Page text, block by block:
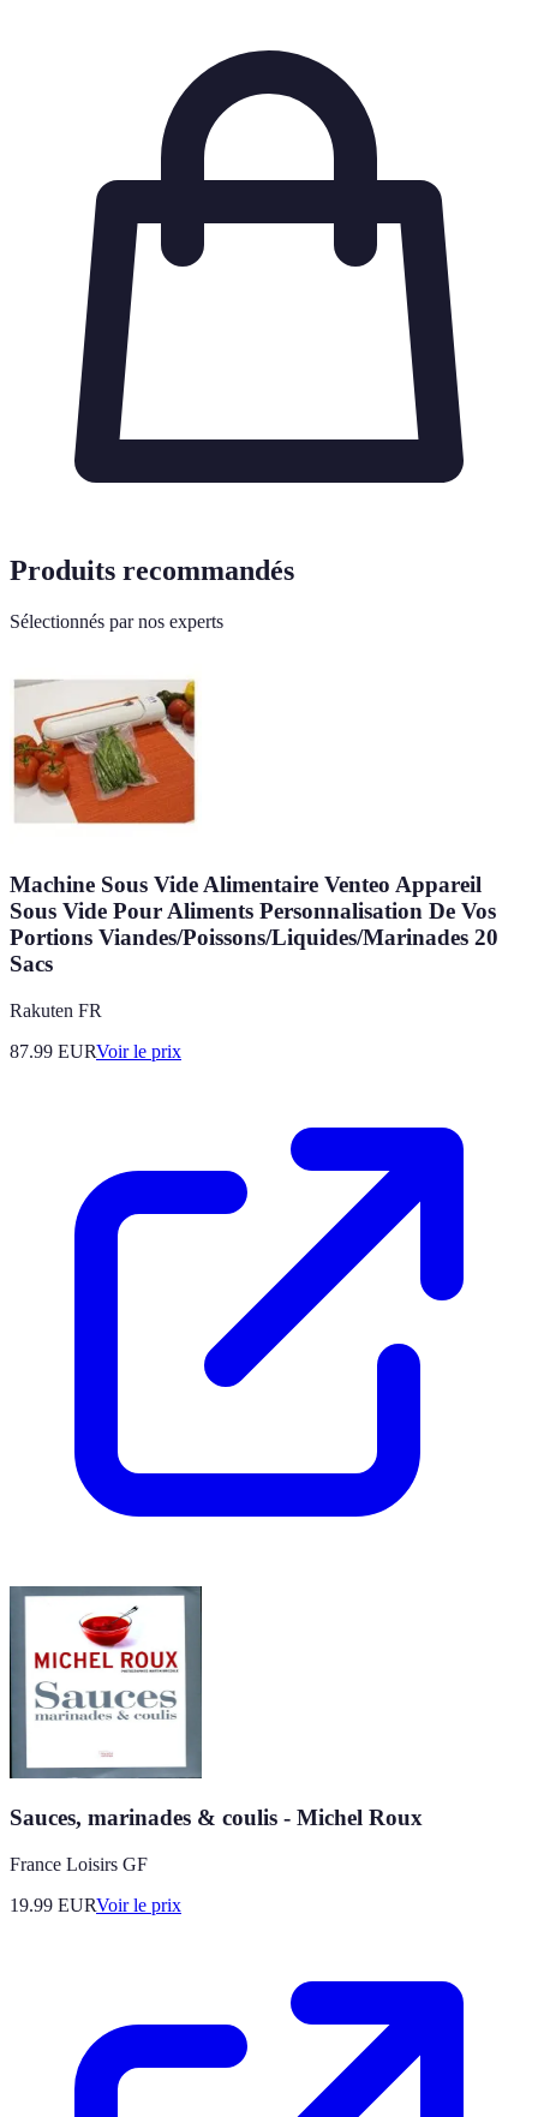
Produits recommandés
Sélectionnés par nos experts
Machine Sous Vide Alimentaire Venteo Appareil
Sous Vide Pour Aliments Personnalisation De Vos
Portions Viandes/Poissons/Liquides/Marinades 20
Sacs
Rakuten FR
87.99 EURVoir le prix
Sauces, marinades & coulis - Michel Roux
France Loisirs GF
19.99 EURVoir le prix